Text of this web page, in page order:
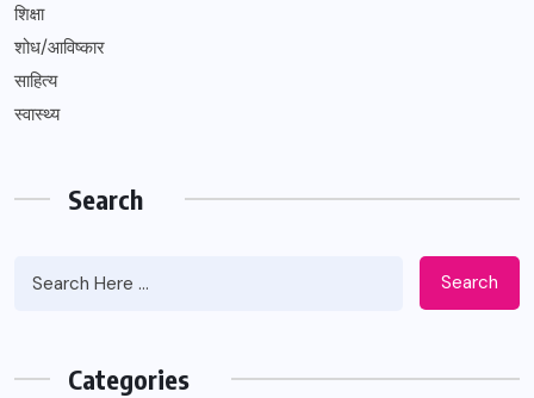
शिक्षा
शोध/आविष्कार
साहित्य
स्वास्थ्य
Search
Search
Categories